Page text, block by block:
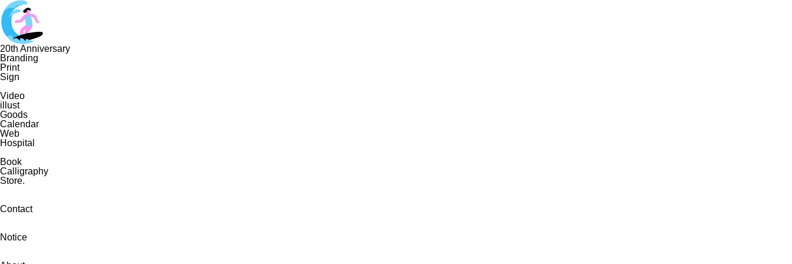
20th Anniversary
Branding
Print
Sign
Video
illust
Goods
Calendar
Web
Hospital
Book
Calligraphy
Store.
Contact
Notice